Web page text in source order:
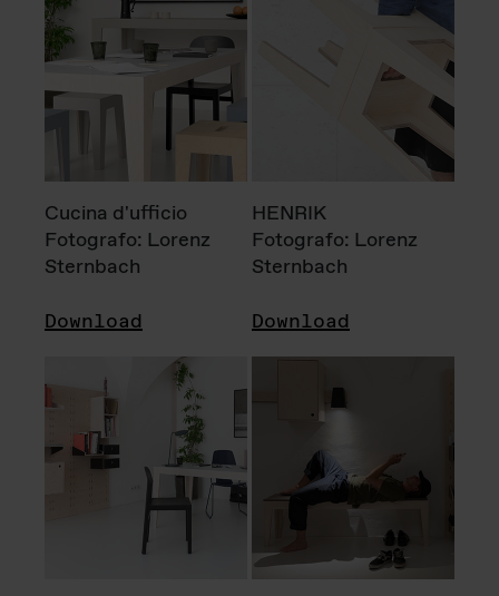
Cucina d'ufficio
Fotografo: Lorenz
Sternbach
Download
HENRIK
Fotografo: Lorenz
Sternbach
Download